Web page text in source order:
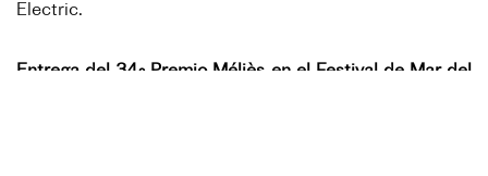
Electric.
Entrega del 34º Premio Méliès en el Festival de Mar del